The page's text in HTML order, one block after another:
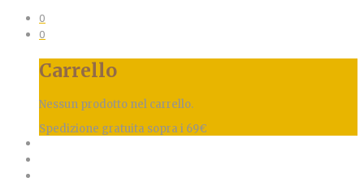
0
0
Carrello
Nessun prodotto nel carrello.
Spedizione gratuita sopra i 69€